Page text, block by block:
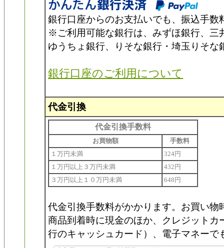
銀行口座からのお支払いでも、振込手数
※ご利用可能な銀行は、みずほ銀行、三
ゆうちょ銀行、りそな銀行・埼玉りそな
銀行口座のご利用について
代金引換
代金引換手数料
お買物額
手数料
１万円未満
324円
１万円以上３万円未満
432円
３万円以上１０万円未満
648円
代金引換手数料がかかります。お買い物
商品到着時に現金のほか、クレジットカ
行のキャッシュカード）、電子マネーで